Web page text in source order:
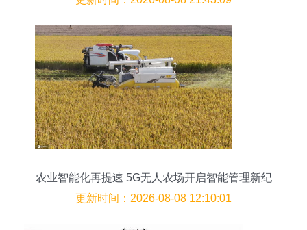
农业智能化再提速 5G无人农场开启智能管理新纪
元
更新时间：2026-08-08 12:10:01